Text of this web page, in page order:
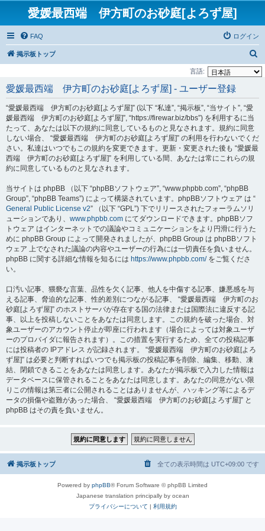
愛媛最西端 伊方町のお砂庭[よろず屋]
FAQ ログイン
掲示板トップ
索
言語:
愛媛最西端 伊方町のお砂庭[よろず屋] - ユーザー登録
“愛媛最西端 伊方町のお砂庭[よろず屋]” (以下 “私達”, “掲示板”, “当サイト”, “愛
媛最西端 伊方町のお砂庭[よろず屋]”, “https://firewar.biz/bbs”) を利用するに当
たって、あなたは以下の規約に同意しているものと見なされます。規約に同意
しない場合、 “愛媛最西端 伊方町のお砂庭[よろず屋]” の利用を行わないでくだ
さい。私達はいつでもこの規約を変更できます。更新・変更された後も “愛媛最
西端 伊方町のお砂庭[よろず屋]” を利用している間、あなたは常にこれらの規
約に同意しているものと見なされます。
当サイトは phpBB （以下 “phpBBソフトウェア”, “www.phpbb.com”, “phpBB
Group”, “phpBB Teams”) によって構築されています。phpBBソフトウェア は “
General Public License v2” （以下 “GPL”) 下でリリースされたフォーラムソリ
ューションであり、 www.phpbb.com にてダウンロードできます。phpBBソフ
トウェア はインターネットでの議論やコミュニケーションをより円滑に行うた
めに phpBB Group によって開発されましたが、phpBB Group は phpBBソフト
ウェア 上でなされた議論の内容やユーザーの行為には一切責任を負いません。
phpBB に関する詳細な情報を知るには https://www.phpbb.com/をご覧くださ
い。
口汚い記事、猥褻な言葉、品性を欠く記事、他人を中傷する記事、嫌悪感を与
える記事、脅迫的な記事、性的差別につながる記事、 “愛媛最西端 伊方町のお
砂庭[よろず屋]” のホストサーバが存在する国の法律または国際法に違反する記
事、以上を投稿しないことをあなたは同意します。この規約を破った場合、対
象ユーザーのアカウント停止が即座に行われます（場合によっては対象ユーザ
ーのプロバイダに報告されます）。この措置を実行するため、全ての投稿記事
には投稿者の IPアドレス が記録されます。 “愛媛最西端 伊方町のお砂庭[よろ
ず屋]” は必要と判断すればいつでも掲示板の投稿記事を削除、編集、移動、凍
結、閉鎖できることをあなたは同意します。あなたが掲示板で入力した情報は
データベースに保管されることをあなたは同意します。あなたの同意がない限
りこの情報は第三者に公開されることはありませんが、ハッキング等によるデ
ータの損傷や盗難があった場合、 “愛媛最西端 伊方町のお砂庭[よろず屋]” と
phpBB はその責を負いません。
掲示板トップ 全ての表示時間は UTC+09:00 です
Powered by phpBB® Forum Software © phpBB Limited
Japanese translation principally by ocean
プライバシーについて | 利用規約